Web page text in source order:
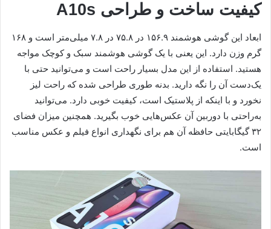
کیفیت ساخت و طراحی A10s
ابعاد این گوشی هوشمند ۱۵۶.۹ در ۷۵.۸ در ۷.۸ میلی‌متر است و ۱۶۸
گرم وزن دارد. این یعنی با یک گوشی هوشمند سبک و کوچک مواجه
هستید. استفاده از این مدل بسیار راحت است و می‌توانید حتی با
یک‌دست آن را نگه دارید. بدنه طوری طراحی شده که راحت لیز
نخورد و با اینکه از پلاستیک است، کیفیت خوبی دارد. می‌توانید
به‌راحتی با دوربین آن عکس‌هایی خوب بگیرید. همچنین میزان فضای
۳۲ گیگابایتی حافظه آن هم برای نگهداری انواع فیلم و عکس مناسب
است.